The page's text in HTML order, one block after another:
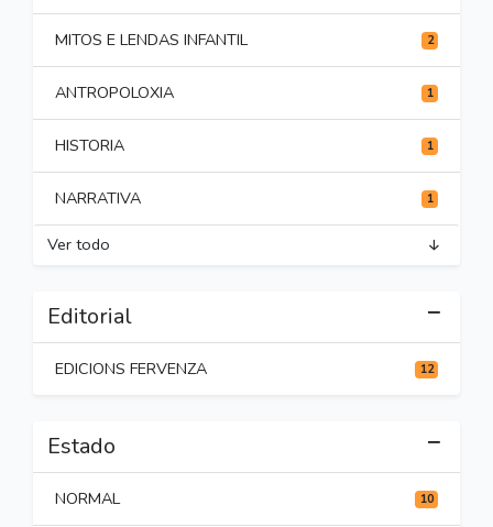
MITOS E LENDAS INFANTIL 2
ANTROPOLOXIA 1
HISTORIA 1
NARRATIVA 1
Ver todo
Editorial
EDICIONS FERVENZA 12
Estado
NORMAL 10